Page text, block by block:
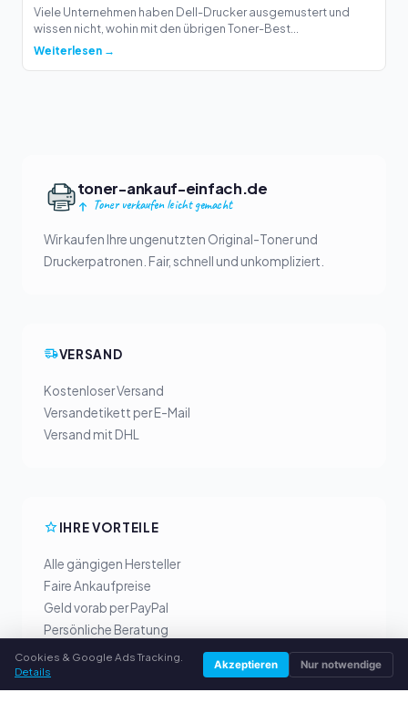
Viele Unternehmen haben Dell-Drucker ausgemustert und
wissen nicht, wohin mit den übrigen Toner-Best...
Weiterlesen →
toner-ankauf-einfach.de
Toner verkaufen leicht gemacht
Wir kaufen Ihre ungenutzten Original-Toner und
Druckerpatronen. Fair, schnell und unkompliziert.
VERSAND
Kostenloser Versand
Versandetikett per E-Mail
Versand mit DHL
IHRE VORTEILE
Alle gängigen Hersteller
Faire Ankaufpreise
Geld vorab per PayPal
Persönliche Beratung
Cookies & Google Ads Tracking.
Details
Akzeptieren Nur notwendige